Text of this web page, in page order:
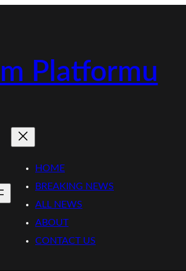
Platformu
HOME
BREAKING NEWS
ALL NEWS
ABOUT
CONTACT US